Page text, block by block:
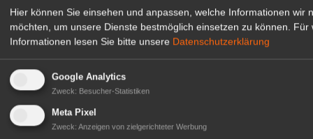
Hier können Sie einsehen und anpassen, welche Informationen wir
möchten, um unsere Dienste bestmöglich einsetzen zu können.
Für
Informationen lesen Sie bitte unsere Datenschutzerklärung
Google Analytics
Zweck: Besucher-Statistiken
Meta Pixel
Zweck: Anzeigen von zielgerichteter Werbung